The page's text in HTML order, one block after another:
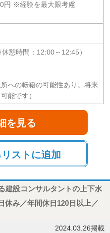
円 ※経験を最大限考慮
憩時間：12:00～12:45）
への転籍の可能性あり。将来
能です）
を見る
ストに追加
建設コンサルタントの上下水
休み／年間休日120日以上／
2024.03.26掲載